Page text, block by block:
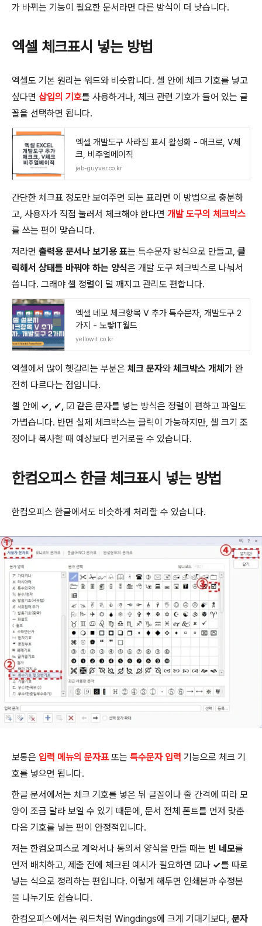
가 바뀌는 기능이 필요한 문서라면 다른 방식이 더 낫습니다.
엑셀 체크표시 넣는 방법
엑셀도 기본 원리는 워드와 비슷합니다. 셀 안에 체크 기호를 넣고
싶다면 삽입의 기호를 사용하거나, 체크 관련 기호가 들어 있는 글
꼴을 선택하면 됩니다.
엑셀 개발도구 사라짐 표시 활성화 - 매크로, V체
크, 비주얼메이직
jab-guyver.co.kr
간단한 체크표 정도만 보여주면 되는 표라면 이 방법으로 충분하
고, 사용자가 직접 눌러서 체크해야 한다면 개발 도구의 체크박스
를 쓰는 편이 맞습니다.
저라면 출력용 문서나 보기용 표는 특수문자 방식으로 만들고, 클
릭해서 상태를 바꿔야 하는 양식은 개발 도구 체크박스로 나눠서
씁니다. 그래야 셀 정렬이 덜 깨지고 관리도 편합니다.
엑셀 네모 체크항목 V 추가 특수문자, 개발도구 2
가지 - 노랗IT월드
yellowit.co.kr
엑셀에서 많이 헷갈리는 부분은 체크 문자와 체크박스 개체 가 완
전히 다르다는 점입니다.
셀 안에 ✓, ✔, ☑ 같은 문자를 넣는 방식은 정렬이 편하고 파일도
가볍습니다. 반면 실제 체크박스는 클릭이 가능하지만, 셀 크기 조
정이나 복사할 때 예상보다 번거로울 수 있습니다.
한컴오피스 한글 체크표시 넣는 방법
한컴오피스 한글에서도 비슷하게 처리할 수 있습니다.
보통은 입력 메뉴의 문자표또는 특수문자 입력 기능으로 체크 기
호를 넣으면 됩니다.
한글 문서에서는 체크 기호를 넣은 뒤 글꼴이나 줄 간격에 따라 모
양이 조금 달라 보일 수 있기 때문에, 문서 전체 폰트를 먼저 맞춘
다음 기호를 넣는 편이 안정적입니다.
저는 한컴오피스로 계약서나 동의서 양식을 만들 때는 빈 네모를
먼저 배치하고, 제출 전에 체크된 예시가 필요하면 ☑나 ✓를 따로
넣는 식으로 정리하는 편입니다. 이렇게 해두면 인쇄본과 수정본
을 나누기도 쉽습니다.
한컴오피스에서는 워드처럼 Wingdings에 크게 기대기보다, 문자